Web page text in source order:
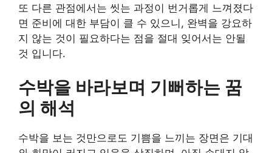
또 다른 관점에서는 씻는 과정이 번거롭게 느껴졌다
면 준비에 대한 부담이 클 수 있으니, 완벽을 강요하
지 않는 것이 필요하다는 점을 절대 잊어서는 안될
것 입니다.
수박을 바라보며 기뻐하는 꿈
의 해석
수박을 보는 것만으로도 기쁨을 느끼는 장면은 기대